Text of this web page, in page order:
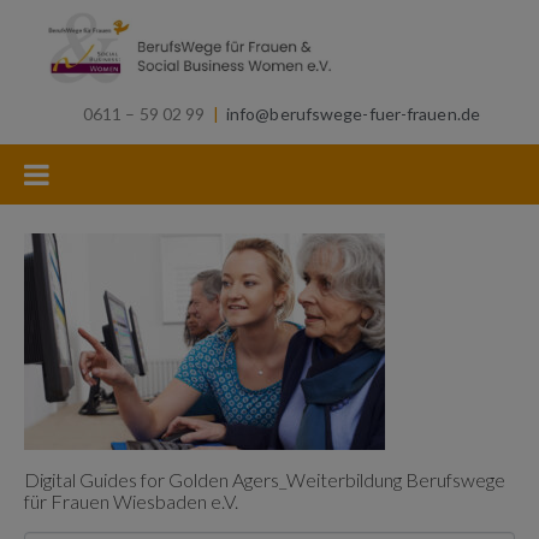
0611 – 59 02 99 | info@berufswege-fuer-frauen.de
Digital Guides for Golden Agers_Weiterbildung Berufswege
für Frauen Wiesbaden e.V.